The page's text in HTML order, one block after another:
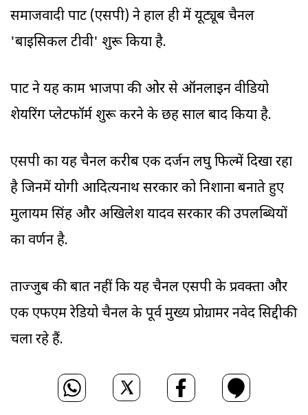
समाजवादी पार्टी (एसपी) ने हाल ही में यूट्यूब चैनल
'बाइसिकल टीवी' शुरू किया है.
पार्टी ने यह काम भाजपा की ओर से ऑनलाइन वीडियो
शेयरिंग प्लेटफॉर्म शुरू करने के छह साल बाद किया है.
एसपी का यह चैनल करीब एक दर्जन लघु फिल्में दिखा रहा
है जिनमें योगी आदित्यनाथ सरकार को निशाना बनाते हुए
मुलायम सिंह और अखिलेश यादव सरकार की उपलब्धियों
का वर्णन है.
ताज्जुब की बात नहीं कि यह चैनल एसपी के प्रवक्ता और
एक एफएम रेडियो चैनल के पूर्व मुख्य प्रोग्रामर नवेद सिद्दीकी
चला रहे हैं.